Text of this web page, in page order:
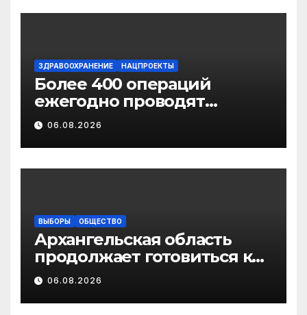
ЗДРАВООХРАНЕНИЕ НАЦПРОЕКТЫ
Более 400 операций
ежегодно проводят
торакальные хирурги
Архангельского
онкодиспансера
06.08.2026
ВЫБОРЫ ОБЩЕСТВО
Архангельская область
продолжает готовиться к
выборам в
Государственную Думу РФ
06.08.2026